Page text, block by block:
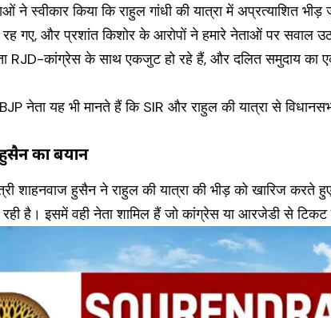
ने स्वीकार किया कि राहुल गांधी की यात्रा में अप्रत्याशित
रह गए, और प्रशांत किशोर के आरोपों ने हमारे नेताओं पर सवाल
RJD-कांग्रेस के साथ एकजुट हो रहे हैं, और दलित समुदाय का
नेता यह भी मानते हैं कि SIR और राहुल की यात्रा से
का बयान
शाहनवाज हुसैन ने राहुल की यात्रा की भीड़ को खारिज करते
रही है। इसमें वही नेता शामिल हैं जो कांग्रेस या आरजेडी से